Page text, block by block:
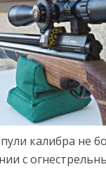
калибра не
с